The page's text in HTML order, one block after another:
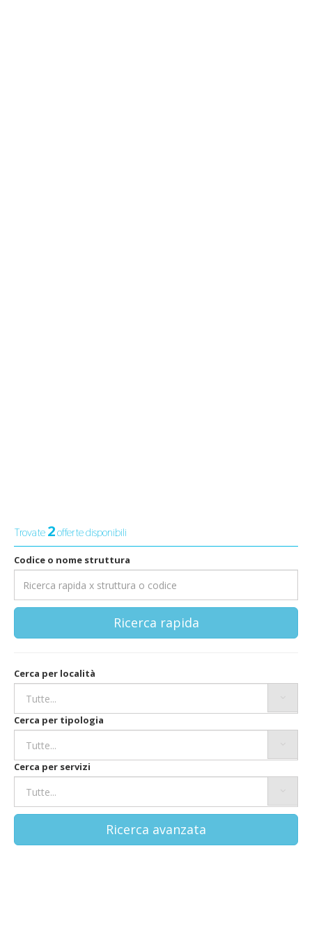
Trovate2offerte disponibili
Codice o nome struttura
Ricerca rapida
Cerca per località
Cerca per tipologia
Cerca per servizi
Ricerca avanzata